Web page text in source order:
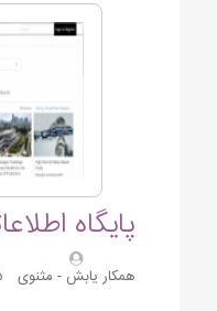
پایگاه
همکار یابش - مثنوی